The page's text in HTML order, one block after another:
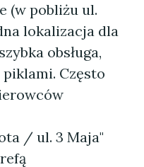
(w pobliżu ul.
lokalizacja dla
obsługa,
Często
/ ul. 3 Maja"